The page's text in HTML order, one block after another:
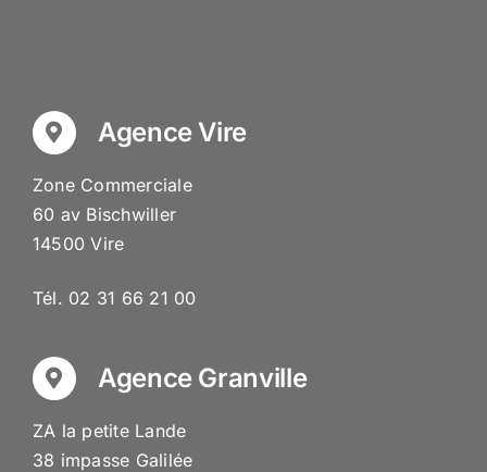
Agence Vire
Zone Commerciale
60 av Bischwiller
14500 Vire
Tél. 02 31 66 21 00
Agence Granville
ZA la petite Lande
38 impasse Galilée